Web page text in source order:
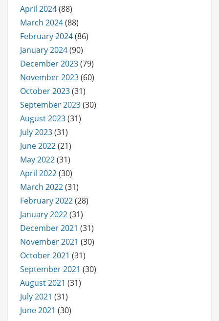
April 2024(88)
March 2024(88)
February 2024(86)
January 2024(90)
December 2023(79)
November 2023(60)
October 2023(31)
September 2023(30)
August 2023(31)
July 2023(31)
June 2022(21)
May 2022(31)
April 2022(30)
March 2022(31)
February 2022(28)
January 2022(31)
December 2021 (31)
November 2021 (30)
October 2021 (31)
September 2021 (30)
August 2021 (31)
July 2021 (31)
June 2021 (30)